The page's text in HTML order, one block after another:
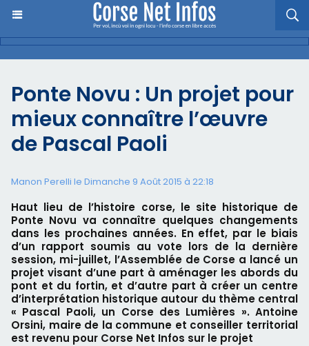
Ponte Novu : Un projet pour
mieux connaître l’œuvre
de Pascal Paoli
Manon Perelli le Dimanche 9 Août 2015 à 22:18
Haut lieu de l’histoire corse, le site historique de
Ponte Novu va connaître quelques changements
dans les prochaines années. En effet, par le biais
d’un rapport soumis au vote lors de la dernière
session, mi-juillet, l’Assemblée de Corse a lancé un
projet visant d’une part à aménager les abords du
pont et du fortin, et d’autre part à créer un centre
d’interprétation historique autour du thème central
« Pascal Paoli, un Corse des Lumières ». Antoine
Orsini, maire de la commune et conseiller territorial
est revenu pour Corse Net Infos sur le projet